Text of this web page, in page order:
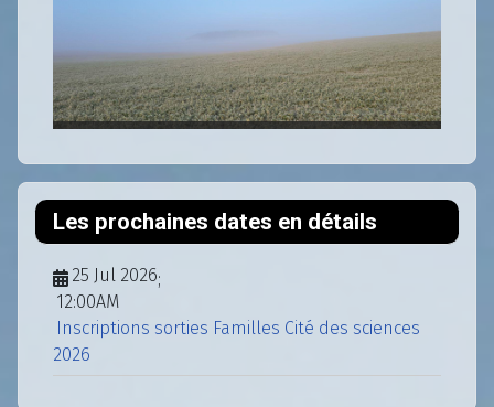
Les prochaines dates en détails
25 Jul 2026;
12:00AM
Inscriptions sorties Familles Cité des sciences
2026